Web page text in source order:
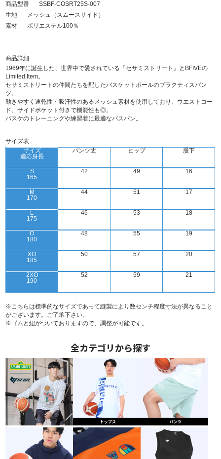
商品型番
SSBF-COSRT25S-007
生地
メッシュ（スムースサイド）
素材
ポリエステル100％
商品詳細
1969年に誕生した、世界中で愛されている『セサミストリート』とBFIVEの
Limited Item。
セサミストリートの仲間たちを配したバスケットボールのプラクティスパン
ツ。
動きやすく速乾性・吸汗性のあるメッシュ素材を使用しており、ウエストコー
ド、サイドポケット付きで機能性も◎。
バスケのトレーニングや練習着に最適なバスパン。
サイズ表
サイズ
適応身長
S
165
M
170
L
175
O
180
XO
185
2XO
190
パンツ丈
42
44
46
48
50
52
ヒップ
49
51
53
55
57
59
股下
16
17
18
19
20
21
※こちらは標準的なサイズであって縫製により数センチ程度寸法が異なること
がございます。ご了承下さい。
※ゴムと紐がついておりますので、調整が可能です。
全カテゴリから探す